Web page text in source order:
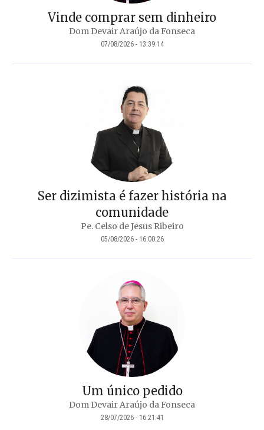
Vinde comprar sem dinheiro
Dom Devair Araújo da Fonseca
07/08/2026 - 13:39:14
Ser dizimista é fazer história na
comunidade
Pe. Celso de Jesus Ribeiro
05/08/2026 - 16:00:26
Um único pedido
Dom Devair Araújo da Fonseca
28/07/2026 - 16:21:41